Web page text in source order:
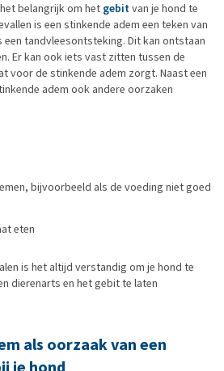
belangrijk om het gebitvan je hond te
is een stinkende adem een teken van
tandvleesontsteking. Dit kan ontstaan
Er kan ook iets vast zitten tussen de
voor de stinkende adem zorgt. Naast een
adem ook andere oorzaken
bijvoorbeeld als de voeding niet goed
eten
is het altijd verstandig om je hond te
dierenarts en het gebit te laten
als oorzaak van een